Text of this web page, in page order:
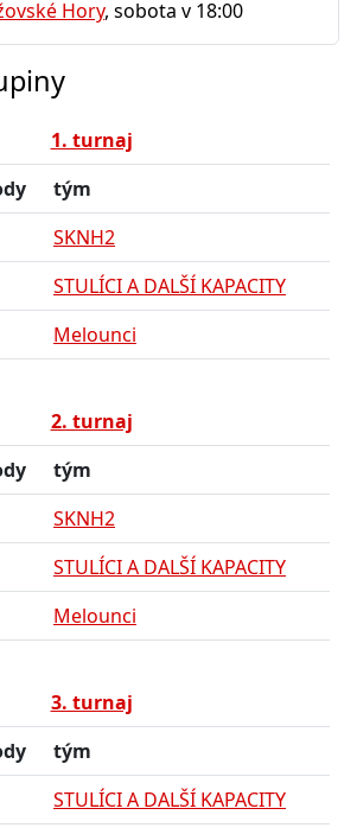
Hory, sobota v 18:00
1. turnaj
tým
SKNH2
STULÍCI A DALŠÍ KAPACITY
Melounci
2. turnaj
tým
SKNH2
STULÍCI A DALŠÍ KAPACITY
Melounci
3. turnaj
tým
STULÍCI A DALŠÍ KAPACITY